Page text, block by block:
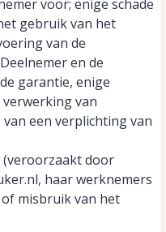
voor; enige schade
gebruik van het
van de
en de
garantie, enige
van
een verplichting van
door
haar werknemers
misbruik van het